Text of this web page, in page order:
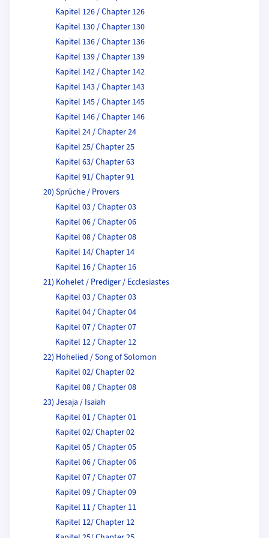
Kapitel 126 / Chapter 126
Kapitel 130 / Chapter 130
Kapitel 136 / Chapter 136
Kapitel 139 / Chapter 139
Kapitel 142 / Chapter 142
Kapitel 143 / Chapter 143
Kapitel 145 / Chapter 145
Kapitel 146 / Chapter 146
Kapitel 24 / Chapter 24
Kapitel 25/ Chapter 25
Kapitel 63/ Chapter 63
Kapitel 91/ Chapter 91
20) Sprüche / Provers
Kapitel 03 / Chapter 03
Kapitel 06 / Chapter 06
Kapitel 08 / Chapter 08
Kapitel 14/ Chapter 14
Kapitel 16 / Chapter 16
21) Kohelet / Prediger / Ecclesiastes
Kapitel 03 / Chapter 03
Kapitel 04 / Chapter 04
Kapitel 07 / Chapter 07
Kapitel 12 / Chapter 12
22) Hohelied / Song of Solomon
Kapitel 02/ Chapter 02
Kapitel 08 / Chapter 08
23) Jesaja / Isaiah
Kapitel 01 / Chapter 01
Kapitel 02/ Chapter 02
Kapitel 05 / Chapter 05
Kapitel 06 / Chapter 06
Kapitel 07 / Chapter 07
Kapitel 09 / Chapter 09
Kapitel 11 / Chapter 11
Kapitel 12/ Chapter 12